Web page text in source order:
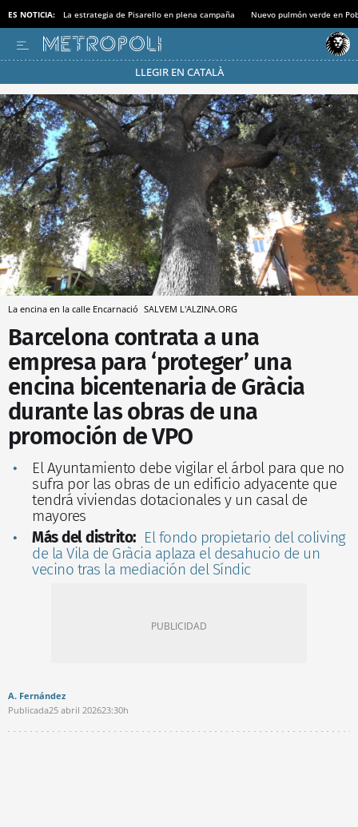
ES NOTICIA: La estrategia de Pisarello en plena campaña Nuevo pulmón verde en
LLEGIR EN CATALÀ
Pásate al MODO AHORRO
La encina en la calle Encarnació SALVEM L'ALZINA.ORG
Barcelona contrata a una
empresa para ‘proteger’ una
encina bicentenaria de Gràcia
durante las obras de una
promoción de VPO
El Ayuntamiento debe vigilar el árbol para que no
sufra por las obras de un edificio adyacente que
tendrá viviendas dotacionales y un casal de
mayores
Más del distrito: El fondo propietario del coliving
de la Vila de Gràcia aplaza el desahucio de un
vecino tras la mediación del Síndic
A. Fernández
Publicada25 abril 202623:30h